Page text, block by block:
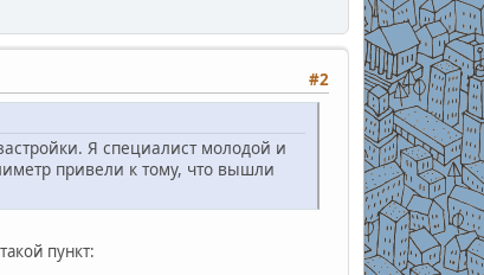
#2
Я специалист молодой и
привели к тому, что вышли
пункт: